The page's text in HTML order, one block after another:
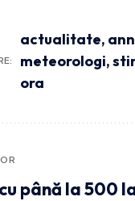
actualitate,
meteorologi,
ora
până la 500